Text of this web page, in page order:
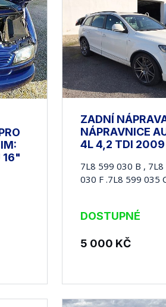
16"
ZADNÍ
NÁPRAVNICE
4L 4,2 TDI 2009
7L8 599 030 B , 7L8
030 F .7L8 599 035
DOSTUPNÉ
5 000 KČ